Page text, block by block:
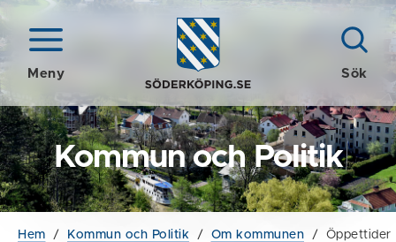
Meny Sök
Kommun och Politik
Hem / Kommun och Politik / Om kommunen / Öppettider